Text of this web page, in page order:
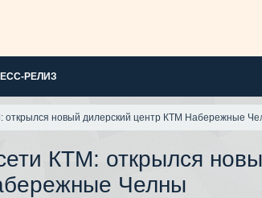
РЕЛИЗ
открылся новый дилерский центр КТМ Набережные
КТМ: открылся
Челны